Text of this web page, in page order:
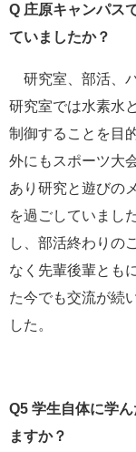
Q 庄原キャンパス
ていましたか？
研究室、部活、
研究室では水素水
制御することを目
外にもスポーツ大
あり研究と遊びの
を過ごしていまし
し、部活終わりの
なく先輩後輩とも
た今でも交流が続
した。
Q5 学生自体に学
ますか？